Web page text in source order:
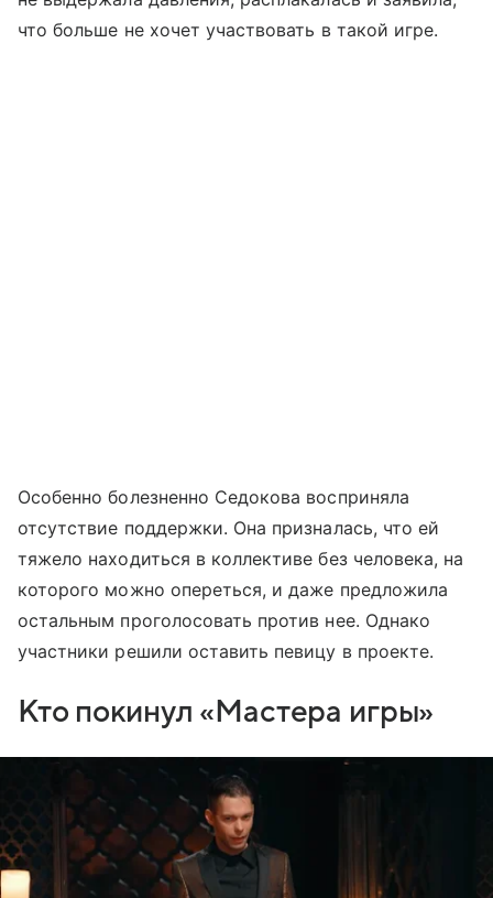
что больше не хочет участвовать в такой игре.
Особенно болезненно Седокова восприняла
отсутствие поддержки. Она призналась, что ей
тяжело находиться в коллективе без человека, на
которого можно опереться, и даже предложила
остальным проголосовать против нее. Однако
участники решили оставить певицу в проекте.
Кто покинул «Мастера игры»